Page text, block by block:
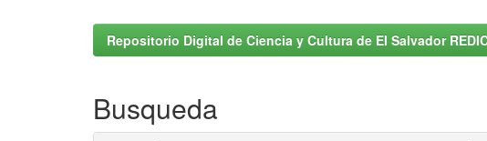
Repositorio Digital de Ciencia y Cultura de El Salvador
Busqueda